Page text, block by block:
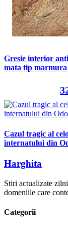
Gresie interior
mata tip marmura
Cazul tragic al
internatului din
Harghita
Stiri actualizate
domeniile care
Categorii